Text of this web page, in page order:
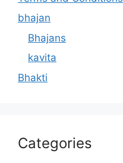
bhajan
Bhajans
kavita
Bhakti
Categories